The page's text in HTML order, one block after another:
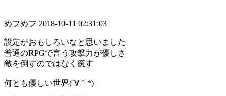
めフめフ 2018-10-11 02:31:03
設定がおもしろいなと思いました
普通のRPGで言う攻撃力が優しさ
敵を倒すのではなく癒す
何とも優しい世界(´∀｀*)